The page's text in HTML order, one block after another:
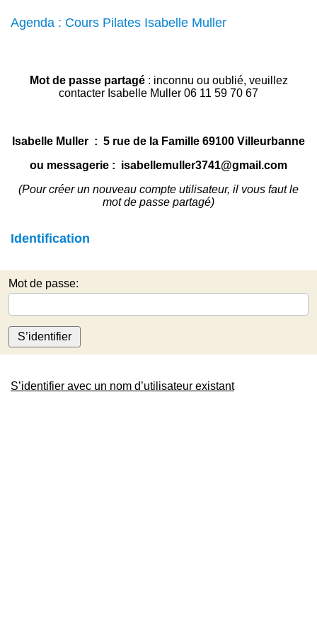
Agenda : Cours Pilates Isabelle Muller
Mot de passe partagé: inconnu ou oublié, veuillez
contacter Isabelle Muller 06 11 59 70 67
Isabelle Muller : 5 rue de la Famille 69100 Villeurbanne
ou messagerie : isabellemuller3741@gmail.com
(Pour créer un nouveau compte utilisateur, il vous faut le
mot de passe partagé)
Identification
Mot de passe:
S’identifier
S’identifier avec un nom d’utilisateur existant